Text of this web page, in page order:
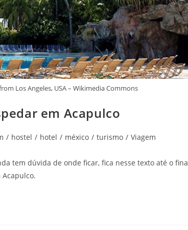
Los Angeles, USA – Wikimedia Commons
em Acapulco
/ hostel / hotel / méxico / turismo / Viagem
tem dúvida de onde ficar, fica nesse texto até o